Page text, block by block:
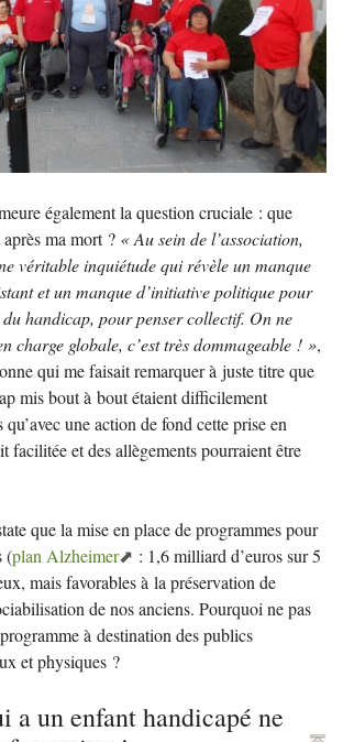
également la question cruciale : que
ma mort ? « Au sein de l’association,
véritable inquiétude qui révèle un manque
et un manque d’initiative politique pour
handicap, pour penser collectif. On ne
charge globale, c’est très dommageable ! »,
qui me faisait remarquer à juste titre que
mis bout à bout étaient difficilement
une action de fond cette prise en
facilitée et des allègements pourraient être
que la mise en place de programmes pour
(plan Alzheimer
: 1,6 milliard d’euros sur 5
mais favorables à la préservation de
de nos anciens. Pourquoi ne pas
à destination des publics
et physiques ?
a un enfant handicapé ne